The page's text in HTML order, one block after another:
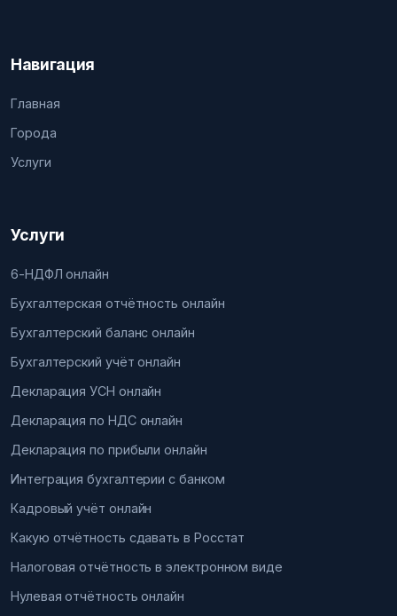
Навигация
Главная
Города
Услуги
Услуги
6-НДФЛ онлайн
Бухгалтерская отчётность онлайн
Бухгалтерский баланс онлайн
Бухгалтерский учёт онлайн
Декларация УСН онлайн
Декларация по НДС онлайн
Декларация по прибыли онлайн
Интеграция бухгалтерии с банком
Кадровый учёт онлайн
Какую отчётность сдавать в Росстат
Налоговая отчётность в электронном виде
Нулевая отчётность онлайн